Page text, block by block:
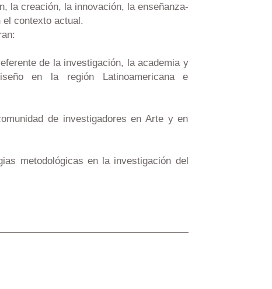
la creación, la innovación, la enseñanza-
contexto actual.
de la investigación, la academia y
en la región Latinoamericana e
de investigadores en Arte y en
metodológicas en la investigación del